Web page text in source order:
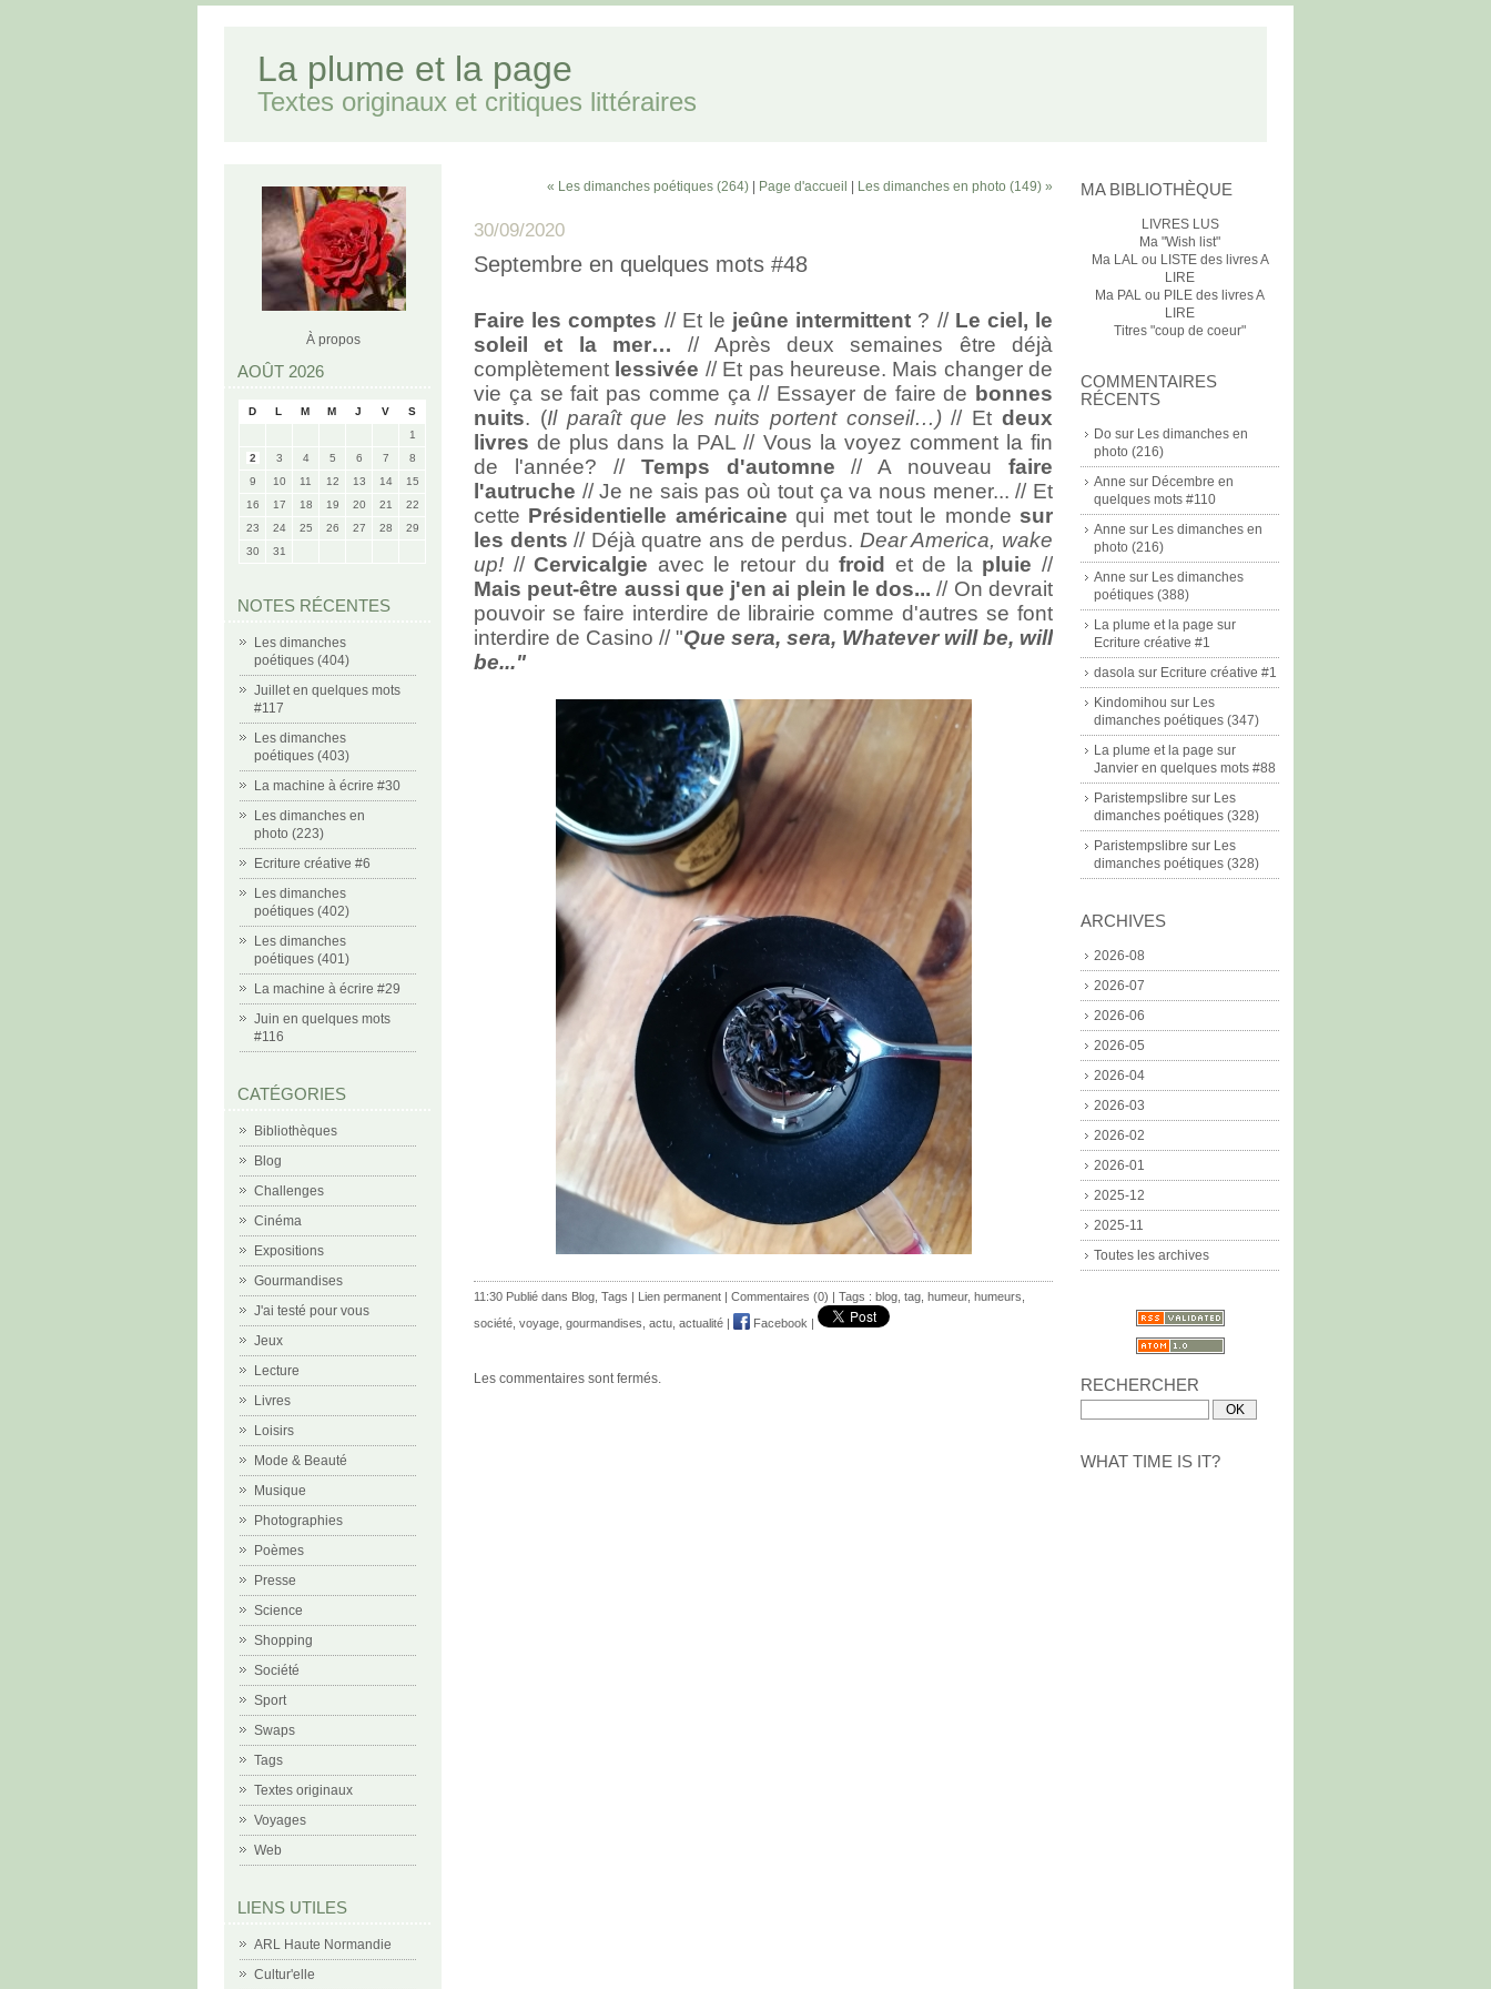
La plume et la page
Textes originaux et critiques littéraires
À propos
AOÛT 2026
D L M M J V
S
1
2
3 4 5 6 7
8
9
10 11 12 13 14
15
16
17 18 19 20 21
22
23
24 25 26 27 28
29
30
31
NOTES RÉCENTES
Les dimanches
poétiques (404)
Juillet en quelques mots
#117
Les dimanches
poétiques (403)
La machine à écrire #30
Les dimanches en
photo (223)
Ecriture créative #6
Les dimanches
poétiques (402)
Les dimanches
poétiques (401)
La machine à écrire #29
Juin en quelques mots
#116
CATÉGORIES
Bibliothèques
Blog
Challenges
Cinéma
Expositions
Gourmandises
J'ai testé pour vous
Jeux
Lecture
Livres
Loisirs
Mode & Beauté
Musique
Photographies
Poèmes
Presse
Science
Shopping
Société
Sport
Swaps
Tags
Textes originaux
Voyages
Web
LIENS UTILES
ARL Haute Normandie
Cultur'elle
MA BIBLIOTHÈQUE
LIVRES LUS
Ma "Wish list"
Ma LAL ou LISTE des livres A
LIRE
Ma PAL ou PILE des livres A
LIRE
Titres "coup de coeur"
COMMENTAIRES
RÉCENTS
Do sur Les dimanches en
photo (216)
Anne sur Décembre en
quelques mots #110
Anne sur Les dimanches en
photo (216)
Anne sur Les dimanches
poétiques (388)
La plume et la page sur
Ecriture créative #1
dasola sur Ecriture créative #1
Kindomihou sur Les
dimanches poétiques (347)
La plume et la page sur
Janvier en quelques mots #88
Paristempslibre sur Les
dimanches poétiques (328)
Paristempslibre sur Les
dimanches poétiques (328)
ARCHIVES
2026-08
2026-07
2026-06
2026-05
2026-04
2026-03
2026-02
2026-01
2025-12
2025-11
Toutes les archives
RECHERCHER
WHAT TIME IS IT?
« Les dimanches poétiques (264) Page d'accueil Les dimanches en photo (149) »
30/09/2020
Septembre en quelques mots #48
Faire les comptes // Et le jeûne intermittent ? // Le ciel, le
soleil et la mer… // Après deux semaines être déjà
complètement lessivée // Et pas heureuse. Mais changer de
vie ça se fait pas comme ça // Essayer de faire de bonnes
nuits. (Il paraît que les nuits portent conseil…)// Etdeux
livres de plus dans la PAL // Vous la voyez comment la fin
de l'année? // Temps d'automne // A nouveau faire
l'autruche // Je ne sais pas où tout ça va nous mener... // Et
cette Présidentielle américaine qui met tout le monde sur
les dents // Déjà quatre ans de perdus. Dear America, wake
up! //Cervicalgie avec le retour dufroid et de la pluie //
Mais peut-être aussi que j'en ai plein le dos... // On devrait
pouvoir se faire interdire de librairie comme d'autres se font
interdire de Casino // "Que sera, sera, Whatever will be, will
be..."
11:30 Publié dans Blog Tags | Lien permanent | Commentaires (0) | Tags : blog tag humeur, humeurs
société voyage gourmandises actu actualité | Facebook |
Les commentaires sont fermés.